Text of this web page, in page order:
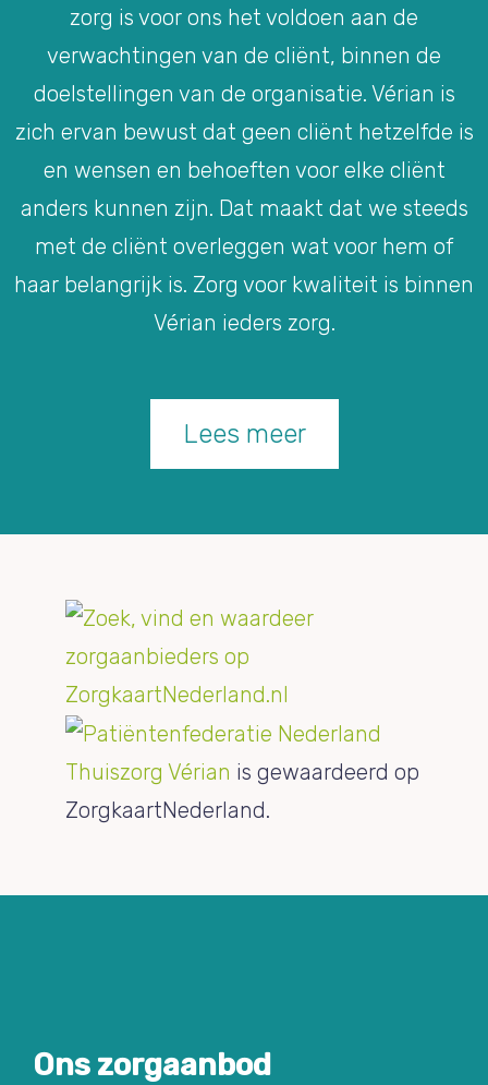
zorg is voor ons het voldoen aan de
verwachtingen van de cliënt, binnen de
doelstellingen van de organisatie. Vérian is
zich ervan bewust dat geen cliënt hetzelfde is
en wensen en behoeften voor elke cliënt
anders kunnen zijn. Dat maakt dat we steeds
met de cliënt overleggen wat voor hem of
haar belangrijk is. Zorg voor kwaliteit is binnen
Vérian ieders zorg.
Lees meer
Thuiszorg Vérian is gewaardeerd op
ZorgkaartNederland.
Ons zorgaanbod